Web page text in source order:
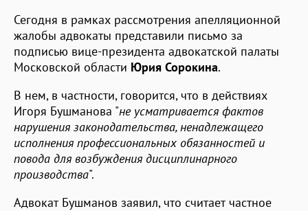
Сегодня в рамках рассмотрения апелляционной
жалобы адвокаты представили письмо за
подписью вице-президента адвокатской палаты
Московской области Юрия Сорокина.
В нем, в частности, говорится, что в действиях
Игоря Бушманова "не усматривается фактов
нарушения законодательства, ненадлежащего
исполнения профессиональных обязанностей и
повода для возбуждения дисциплинарного
производства".
Адвокат Бушманов заявил, что считает частное